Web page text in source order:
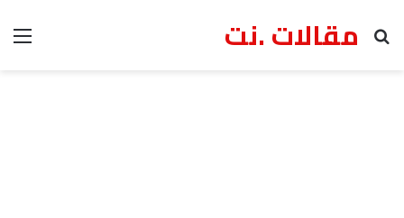
مقالات .نت
بحث عن